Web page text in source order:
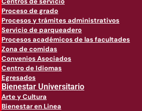
Proceso de grado
Procesos y trámites administrativos
Servicio de parqueadero
Procesos académicos de las facultades
Zona de comidas
Convenios Asociados
Centro de Idiomas
Egresados
Bienestar Universitario
Arte y Cultura
Bienestar en Linea